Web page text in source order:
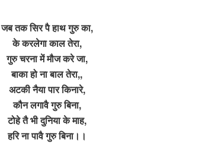
जब तक सिर पै हाथ गुरु का,
के करलेगा काल तेरा,
गुरु चरना में मौज करे जा,
बाका हो ना बाल तेरा,,
अटकी नैया पार किनारे,
कौन लगावै गुरु बिना,
टोहे तै भी दुनिया के माह,
हरि ना पावै गुरु बिना।।